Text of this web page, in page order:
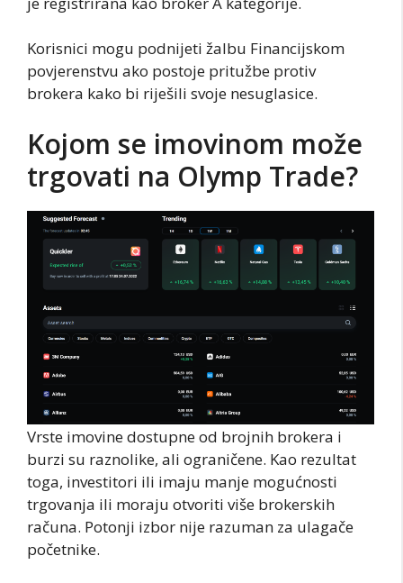
Korisnici mogu podnijeti žalbu Financijskom
povjerenstvu ako postoje pritužbe protiv
brokera kako bi riješili svoje nesuglasice.
Kojom se imovinom može
trgovati na Olymp Trade?
Vrste imovine dostupne od brojnih brokera i
burzi su raznolike, ali ograničene. Kao rezultat
toga, investitori ili imaju manje mogućnosti
trgovanja ili moraju otvoriti više brokerskih
računa. Potonji izbor nije razuman za ulagače
početnike.